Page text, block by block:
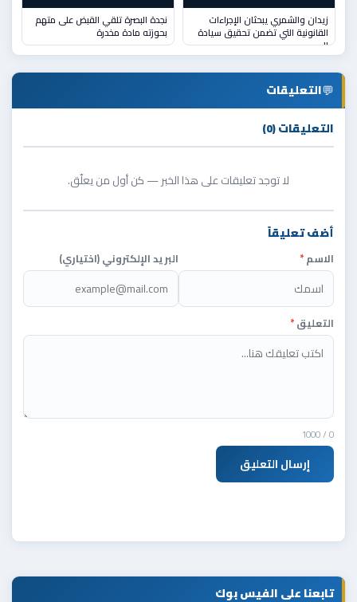
زيدان والشمري يبحثان الإجراءات
القانونية التي تضمن تحقيق سيادة
ال
نجدة البصرة تلقي القبض على متهم
بحوزته مادة مخدرة
💬التعليقات
التعليقات (0)
لا توجد تعليقات على هذا الخبر — كن أول من يعلّق.
أضف تعليقاً
الاسم* البريد الإلكتروني (اختياري)
التعليق*
0
/ 1000
إرسال التعليق
تابعنا على الفيس بوك